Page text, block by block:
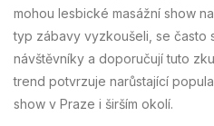
mohou lesbické masážní show
typ zábavy vyzkoušeli, se často
návštěvníky a doporučují tuto
trend potvrzuje narůstající
show v Praze i širším okolí.